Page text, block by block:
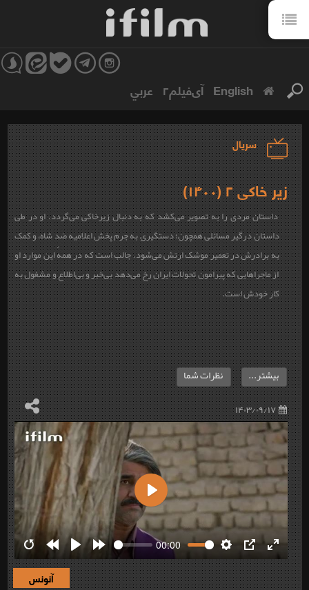
English آی‌فیلم۲ عربي
سریال
زیر خاکی ۲ (۱۴۰۰)
داستان مردی را به تصویر می‌کشد که به دنبال زیرخاکی می‌گردد. او در طی
داستان درگیر مسائلی همچون؛ دستگیری به جرم پخش اعلامیه ضد شاه، و کمک
به برادرش در تعمیر موشک ارتش می‌شود. جالب است که در همهٔ این موارد او
از ماجراهایی که پیرامون تحولات ایران رخ می‌دهد بی‌خبر و بی‌اطلاع و مشغول به
کار خودش است.
۱۴۰۳/۰۹/۱۷
بیشتر... نظرات شما
RestartRewind
10s
Play Forward
10s
00:00
Settings
PIP Enter
Play
آنونس